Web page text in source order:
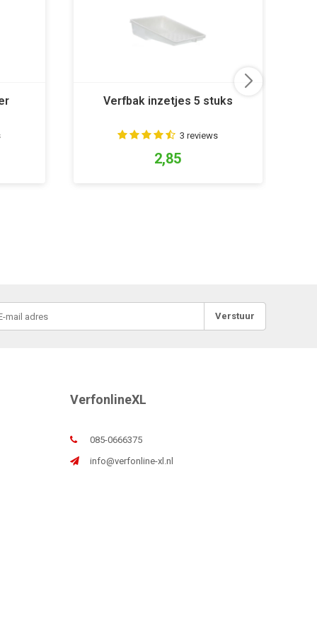
Verfbak inzetjes 5 stuks
3 reviews
2,85
Verstuur
VerfonlineXL
085-0666375
info@verfonline-xl.nl